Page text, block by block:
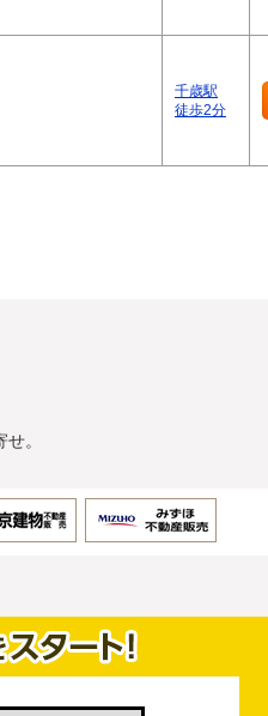
千歳駅
徒歩2分
。